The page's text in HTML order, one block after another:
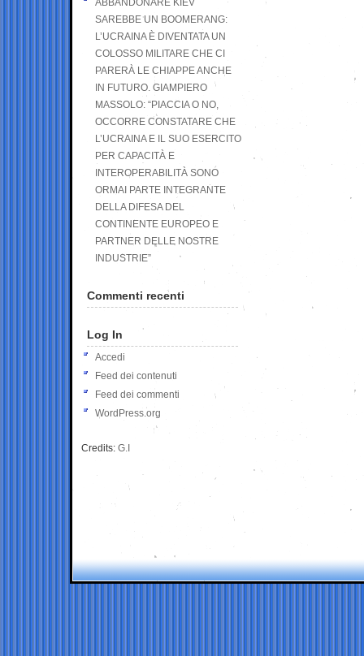
ABBANDONARE KIEV
SAREBBE UN BOOMERANG:
L’UCRAINA È DIVENTATA UN
COLOSSO MILITARE CHE CI
PARERÀ LE CHIAPPE ANCHE
IN FUTURO. GIAMPIERO
MASSOLO: “PIACCIA O NO,
OCCORRE CONSTATARE CHE
L’UCRAINA E IL SUO ESERCITO
PER CAPACITÀ E
INTEROPERABILITÀ SONO
ORMAI PARTE INTEGRANTE
DELLA DIFESA DEL
CONTINENTE EUROPEO E
PARTNER DELLE NOSTRE
INDUSTRIE”
Commenti recenti
Log In
Accedi
Feed dei contenuti
Feed dei commenti
WordPress.org
Credits: G.I